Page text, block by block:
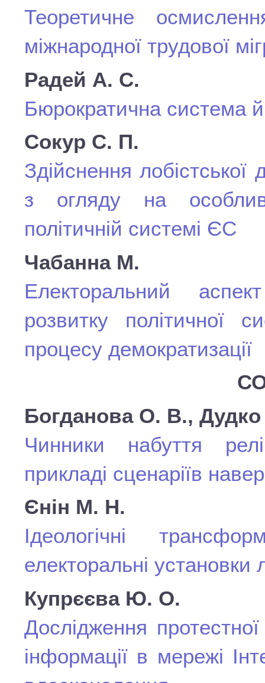
Теоретичне
міжнародної трудової
Радей А. С.
Бюрократична система й
Сокур С. П.
Здійснення
з огляду на
політичній системі ЄС
Чабанна М.
Електоральний
розвитку політичної
процесу демократизації
Богданова О. В.,
Чинники набуття
прикладі сценаріїв
Єнін М. Н.
Ідеологічні
електоральні установки
Купрєєва Ю. О.
Дослідження
інформації в мережі